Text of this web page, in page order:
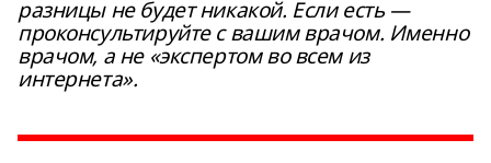
разницы не будет никакой. Если есть —
проконсультируйте с вашим врачом. Именно
врачом, а не «экспертом во всем из
интернета».